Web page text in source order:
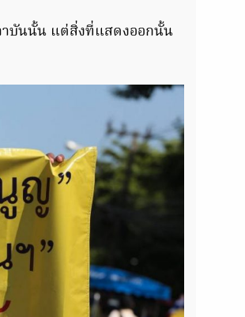
าบันนั้น แต่สิ่งที่แสดงออกนั้น